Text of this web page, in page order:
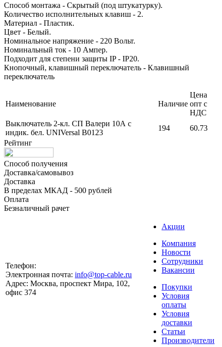
Способ монтажа - Скрытый (под штукатурку).
Количество исполнительных клавиш - 2.
Материал - Пластик.
Цвет - Белый.
Номинальное напряжение - 220 Вольт.
Номинальный ток - 10 Ампер.
Подходит для степени защиты IP - IP20.
Кнопочный, клавишный переключатель - Клавишный
переключатель
Наименование Наличие
Цена
опт с
НДС
Выключатель 2-кл. СП Валери 10А с
индик. бел. UNIVersal В0123
194
60.73
Рейтинг
Способ получения
Доставка/самовывоз
Доставка
В пределах МКАД - 500 рублей
Оплата
Безналичный рачет
Телефон:
Электронная почта: info@top-cable.ru
Адрес: Москва, проспект Мира, 102,
офис 374
Акции
Компания
Новости
Сотрудники
Вакансии
Покупки
Условия
оплаты
Условия
доставки
Статьи
Производители